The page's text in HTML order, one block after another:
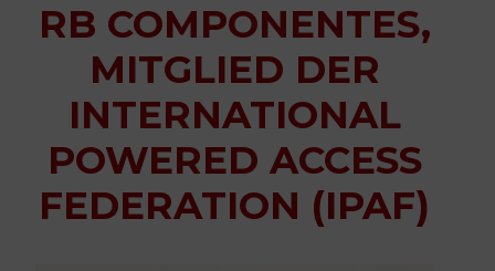
RB COMPONENTES,
MITGLIED DER
INTERNATIONAL
POWERED ACCESS
FEDERATION (IPAF)